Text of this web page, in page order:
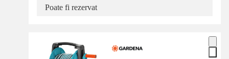
Poate fi rezervat